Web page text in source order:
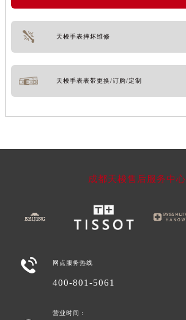
天梭手表摔坏维修
天梭手表表带更换/订购/定制
成都天梭售后服务中心
 网点服务热线
400-801-5061
营业时间：